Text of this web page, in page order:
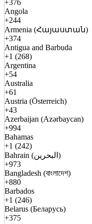
+376
Angola
+244
Armenia (Հայաստան)
+374
Antigua and Barbuda
+1 (268)
Argentina
+54
Australia
+61
Austria (Österreich)
+43
Azerbaijan (Azərbaycan)
+994
Bahamas
+1 (242)
Bahrain (البحرين)
+973
Bangladesh (বাংলাদেশ)
+880
Barbados
+1 (246)
Belarus (Беларусь)
+375